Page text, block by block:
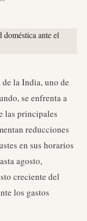
la India, uno de
se enfrenta a
las principales
reducciones
en sus horarios
agosto,
creciente del
los gastos